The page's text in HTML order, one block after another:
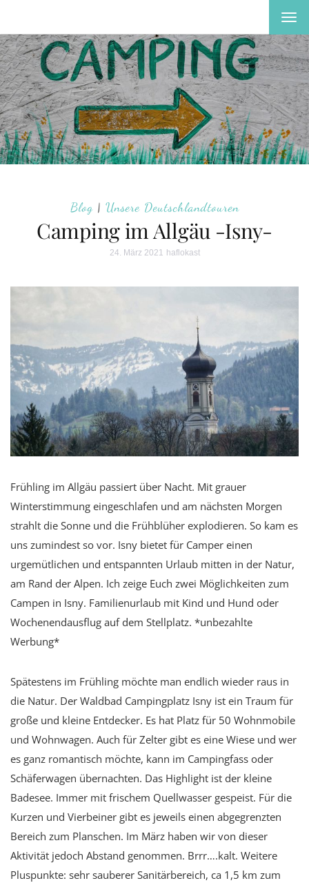
Blog| Unsere Deutschlandtouren
Camping im Allgäu -Isny-
24. März 2021 haflokast
Frühling im Allgäu passiert über Nacht. Mit grauer
Winterstimmung eingeschlafen und am nächsten Morgen
strahlt die Sonne und die Frühblüher explodieren. So kam es
uns zumindest so vor. Isny bietet für Camper einen
urgemütlichen und entspannten Urlaub mitten in der Natur,
am Rand der Alpen. Ich zeige Euch zwei Möglichkeiten zum
Campen in Isny. Familienurlaub mit Kind und Hund oder
Wochenendausflug auf dem Stellplatz. *unbezahlte
Werbung*
Spätestens im Frühling möchte man endlich wieder raus in
die Natur. Der Waldbad Campingplatz Isny ist ein Traum für
große und kleine Entdecker. Es hat Platz für 50 Wohnmobile
und Wohnwagen. Auch für Zelter gibt es eine Wiese und wer
es ganz romantisch möchte, kann im Campingfass oder
Schäferwagen übernachten. Das Highlight ist der kleine
Badesee. Immer mit frischem Quellwasser gespeist. Für die
Kurzen und Vierbeiner gibt es jeweils einen abgegrenzten
Bereich zum Planschen. Im März haben wir von dieser
Aktivität jedoch Abstand genommen. Brrr….kalt. Weitere
Pluspunkte: sehr sauberer Sanitärbereich, ca 1,5 km zum